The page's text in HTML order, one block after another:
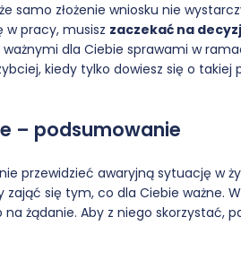
samo złożenie wniosku nie
w pracy, musisz zaczekać na
ważnymi dla Ciebie sprawami w
kiedy tylko dowiesz się o takiej
– podsumowanie
przewidzieć awaryjną sytuację w
zająć się tym, co dla Ciebie ważne.
żądanie. Aby z niego skorzystać,